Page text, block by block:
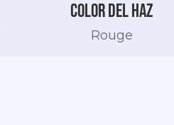
Color del haz
Rouge